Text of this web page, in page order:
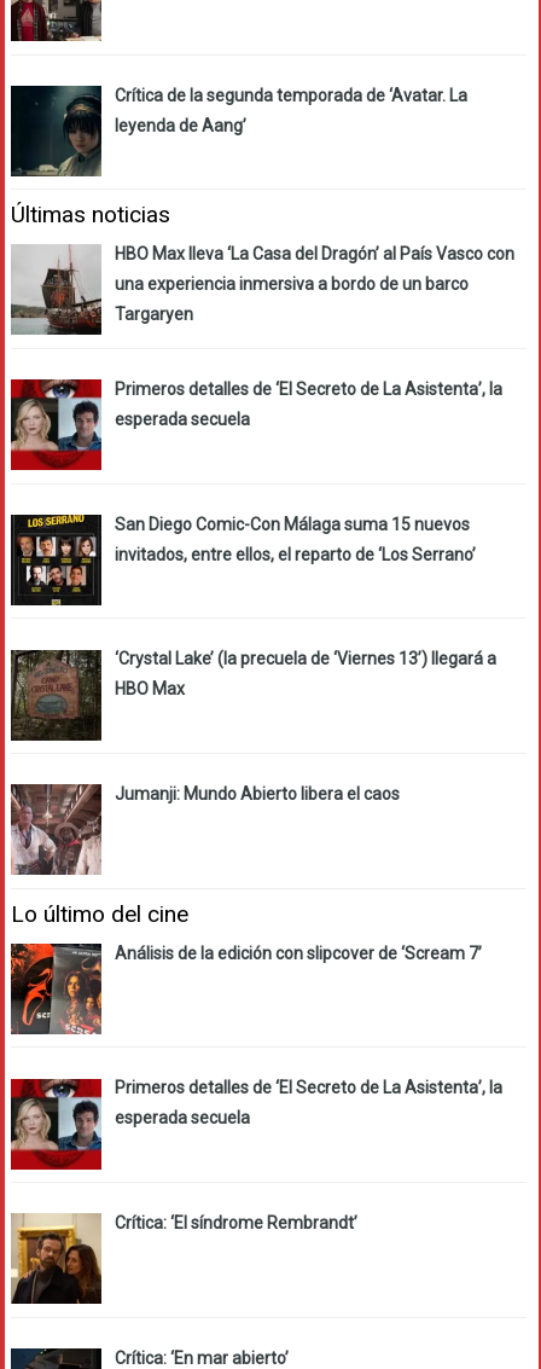
Crítica de la segunda temporada de ‘Avatar. La
leyenda de Aang’
Últimas noticias
HBO Max lleva ‘La Casa del Dragón’ al País Vasco con
una experiencia inmersiva a bordo de un barco
Targaryen
Primeros detalles de ‘El Secreto de La Asistenta’, la
esperada secuela
San Diego Comic-Con Málaga suma 15 nuevos
invitados, entre ellos, el reparto de ‘Los Serrano’
‘Crystal Lake’ (la precuela de ‘Viernes 13’) llegará a
HBO Max
Jumanji: Mundo Abierto libera el caos
Lo último del cine
Análisis de la edición con slipcover de ‘Scream 7’
Primeros detalles de ‘El Secreto de La Asistenta’, la
esperada secuela
Crítica: ‘El síndrome Rembrandt’
Crítica: ‘En mar abierto’